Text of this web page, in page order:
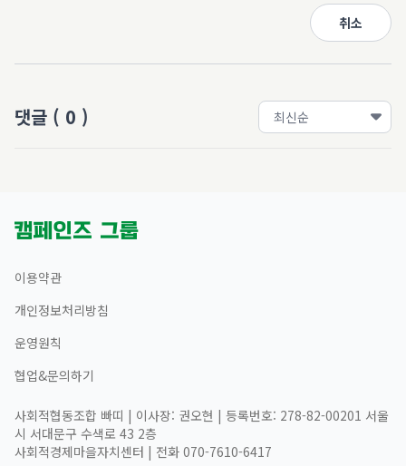
취소
댓글 ( 0 )
이용약관
개인정보처리방침
운영원칙
협업&문의하기
사회적협동조합 빠띠 | 이사장: 권오현 | 등록번호: 278-82-00201 서울
시 서대문구 수색로 43 2층
사회적경제마을자치센터 | 전화 070-7610-6417